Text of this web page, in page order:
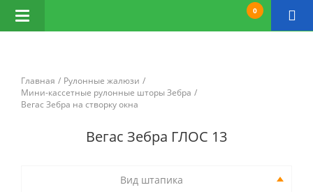
0
Открыть
навигацию
Главная
Рулонные жалюзи
Мини-кассетные рулонные шторы Зебра
Вегас Зебра на створку окна
Вегас Зебра ГЛОС 13
Вид штапика